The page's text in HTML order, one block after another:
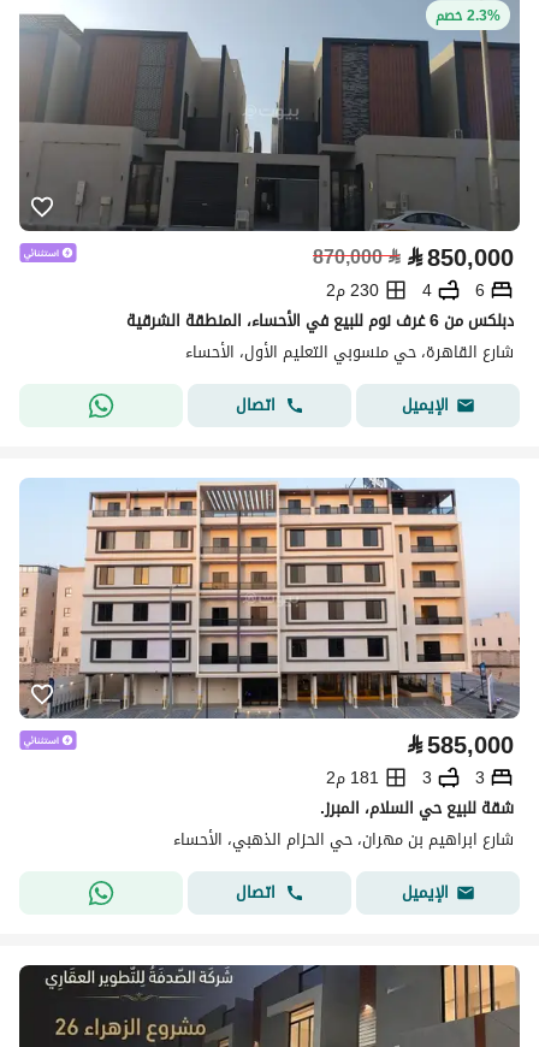
2.3% خصم
⃁850,000
⃁
870,000
6
4
230 م2
دبلكس من 6 غرف نوم للبيع في الأحساء، المنطقة الشرقية
شارع القاهرة، حي منسوبي التعليم الأول، الأحساء
الإيميل
اتصال
⃁585,000
3
3
181 م2
شقة للبيع حي السلام، المبرز.
شارع ابراهيم بن مهران، حي الحزام الذهبي، الأحساء
الإيميل
اتصال